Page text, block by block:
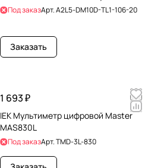
Под заказАрт.A2L5-DM10D-TL1-106-20
Заказать
1 693 ₽
IEK Мультиметр цифровой Master
MAS830L
Под заказАрт.TMD-3L-830